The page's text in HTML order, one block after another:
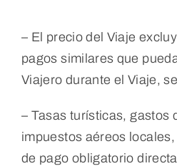
– El precio del Viaje
pagos similares que
Viajero durante el Viaje,
– Tasas turísticas, gastos
impuestos aéreos
de pago obligatorio